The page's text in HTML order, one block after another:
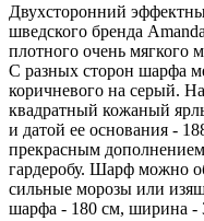
Двухсторонний
шведского бренда
плотного очень мягкого
С разных сторон шарфа
коричневого на серый.
квадратный кожаный
и датой ее основания -
прекрасным
гардеробу. Шарф можно
сильные морозы или
шарфа - 180 см, ширина -